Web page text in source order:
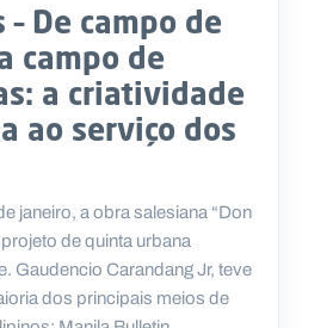
De campo de
campo de
a criatividade
ao serviço dos
janeiro, a obra salesiana “Don
de quinta urbana
Gaudencio Carandang Jr, teve
dos principais meios de